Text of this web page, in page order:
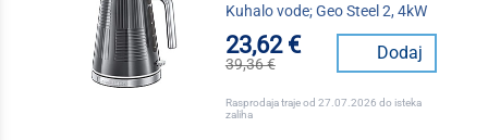
Kuhalo vode; Geo Steel 2, 4kW
23,62 €
39,36 €
Dodaj
Rasprodaja traje od 27.07.2026 do isteka
zaliha